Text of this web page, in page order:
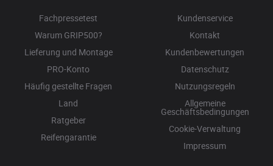
Fachpressetest
Warum GRIP500?
Lieferung und Montage
PRO-Konto
Häufig gestellte Fragen
Land
Ratgeber
Reifengarantie
Kundenservice
Kontakt
Kundenbewertungen
Datenschutz
Nutzungsregeln
Allgemeine
Geschäftsbedingungen
Cookie-Verwaltung
Impressum